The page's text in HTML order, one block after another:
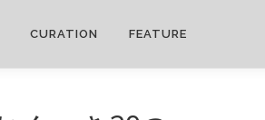
CURATION FEATURE